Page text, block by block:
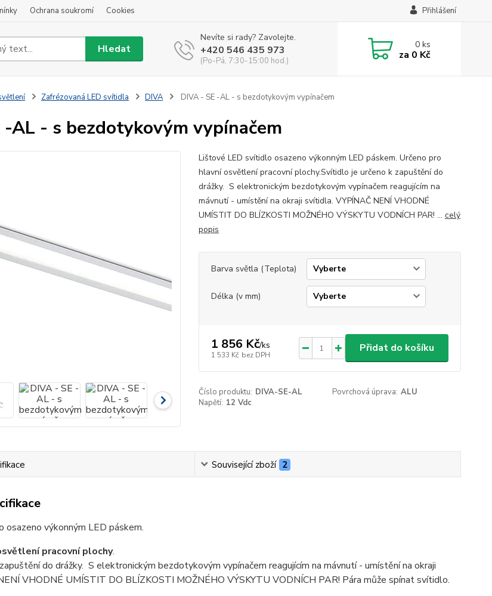
Ochrana soukromí Cookies Přihlášení
Hledat
Nevíte si rady? Zavolejte.
+420 546 435 973
(Po-Pá, 7:30-15:00 hod.)
0ks
za 0 Kč
Zafrézovaná LED svítidla DIVA DIVA - SE -AL - s bezdotykovým vypínačem
-AL - s bezdotykovým vypínačem
Lištové LED svítidlo osazeno výkonným LED páskem. Určeno pro
hlavní osvětlení pracovní plochy.Svítidlo je určeno k zapuštění do
drážky. S elektronickým bezdotykovým vypínačem reagujícím na
mávnutí - umístění na okraji svítidla. VYPÍNAČ NENÍ VHODNÉ
UMÍSTIT DO BLÍZKOSTI MOŽNÉHO VÝSKYTU VODNÍCH PAR! ... celý
popis
Barva světla (Teplota)
Délka (v mm)
1 856 Kč/ks
1 533 Kč bez DPH
Přidat do košíku
Číslo produktu: DIVA-SE-AL Povrchová úprava: ALU
Napětí: 12 Vdc
Související zboží 2
výkonným LED páskem.
pracovní plochy.
do drážky. S elektronickým bezdotykovým vypínačem reagujícím na mávnutí - umístění na okraji
VHODNÉ UMÍSTIT DO BLÍZKOSTI MOŽNÉHO VÝSKYTU VODNÍCH PAR! Pára může spínat svítidlo.